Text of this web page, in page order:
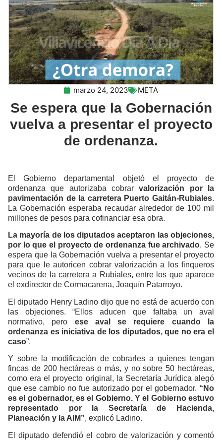
marzo 24, 2023 META
Se espera que la Gobernación
vuelva a presentar el proyecto
de ordenanza.
El Gobierno departamental objetó el proyecto de
ordenanza que autorizaba cobrarvalorización por la
pavimentación de la carretera Puerto Gaitán-Rubiales.
La Gobernación esperaba recaudar alrededor de 100 mil
millones de pesos para cofinanciar esa obra.
La mayoría de los diputados aceptaron las objeciones,
por lo que el proyecto de ordenanza fue archivado. Se
espera que la Gobernación vuelva a presentar el proyecto
para que le autoricen cobrar valorización a los finqueros
vecinos de la carretera a Rubiales, entre los que aparece
el exdirector de Cormacarena, Joaquín Patarroyo.
El diputado Henry Ladino dijo que no está de acuerdo con
las objeciones. “Ellos aducen que faltaba un aval
normativo, pero ese aval se requiere cuando la
ordenanza es iniciativa de los diputados, que no era el
caso”.
Y sobre la modificación de cobrarles a quienes tengan
fincas de 200 hectáreas o más, y no sobre 50 hectáreas,
como era el proyecto original, la Secretaría Jurídica alegó
que ese cambio no fue autorizado por el gobernador. “No
es el gobernador, es el Gobierno. Y el Gobierno estuvo
representado por la Secretaría de Hacienda,
Planeación y la AIM”, explicó Ladino.
El diputado defendió el cobro de valorización y comentó